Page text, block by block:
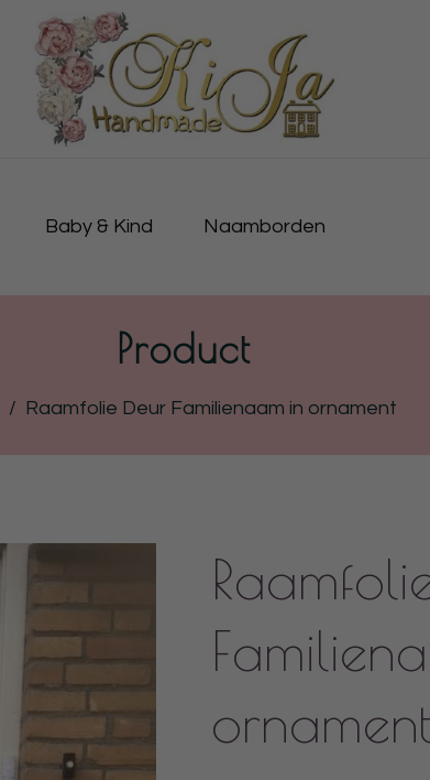
Baby & Kind Naamborden
Product
/ Raamfolie Deur Familienaam in ornament